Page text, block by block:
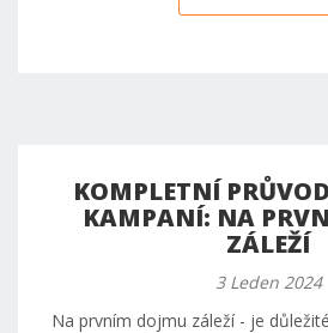
KOMPLETNÍ
KAMPANÍ: NA
ZÁLEŽÍ
3 Leden 2024
Na prvním dojmu záleží - je